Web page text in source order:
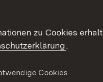
Impressum
zu Cookies
.
Cookies